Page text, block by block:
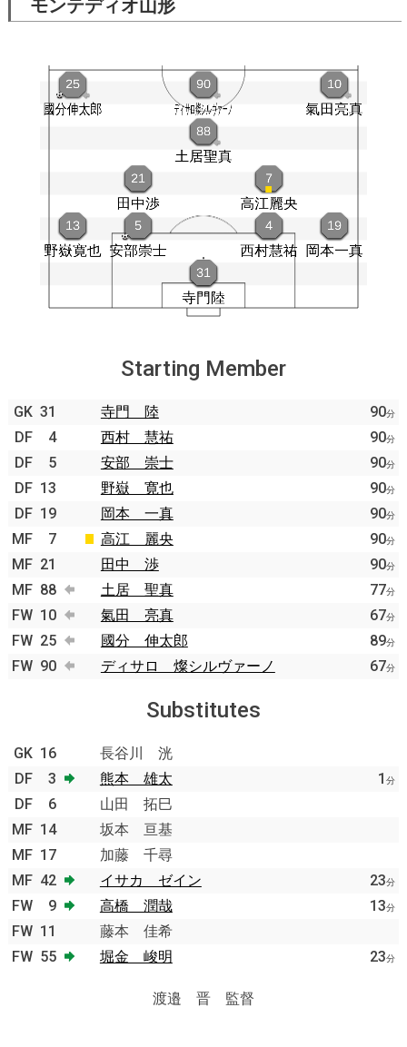
モンテディオ山形
Starting Member
GK 31 寺門 陸 90分
DF 4 西村 慧祐 90分
DF 5 安部 崇士 90分
DF 13 野嶽 寛也 90分
DF 19 岡本 一真 90分
MF 7 高江 麗央 90分
MF 21 田中 渉 90分
MF 88 土居 聖真 77分
FW 10 氣田 亮真 67分
FW 25 國分 伸太郎 89分
FW 90 ディサロ 燦シルヴァーノ 67分
Substitutes
GK 16
長谷川 洸
DF
3 熊本 雄太 1 分
DF 6
山田 拓巳
MF 14
坂本 亘基
MF 17
加藤 千尋
MF 42 イサカ ゼイン 23分
FW 9 高橋 潤哉 13分
FW 11
藤本 佳希
FW 55 堀金 峻明 23分
渡邉 晋 監督